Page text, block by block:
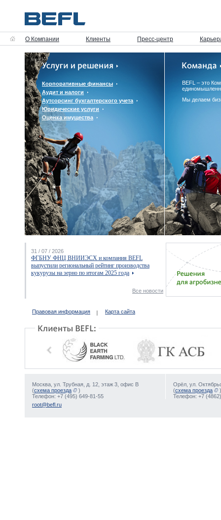
О Компании Клиенты Пресс-центр
Корпоративные финансы
Аудит и налоги
Аутсорсинг бухгалтерского учета
Юридические услуги
Оценка имущества
BEFL – это
Мы делаем
31 / 07 / 2026
ФГБНУ ФНЦ ВНИИЭСХ и компания BEFL
выпустили региональный рейтинг производства
кукурузы на зерно по итогам 2025 года
Все новости
Правовая информация Карта сайта
Москва, ул. Трубная, д. 12, этаж 3, офис В
(схема проезда
)
Телефон: +7 (495) 649-81-55
Орёл, ул.
(схема проезда
)
Телефон: +7
root@befl.ru